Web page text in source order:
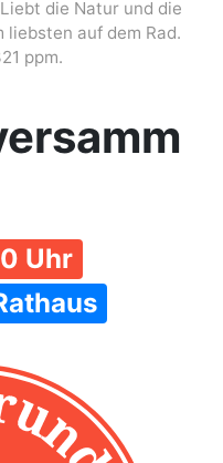
die Natur und die
liebsten auf dem Rad.
ppm.
Uhr